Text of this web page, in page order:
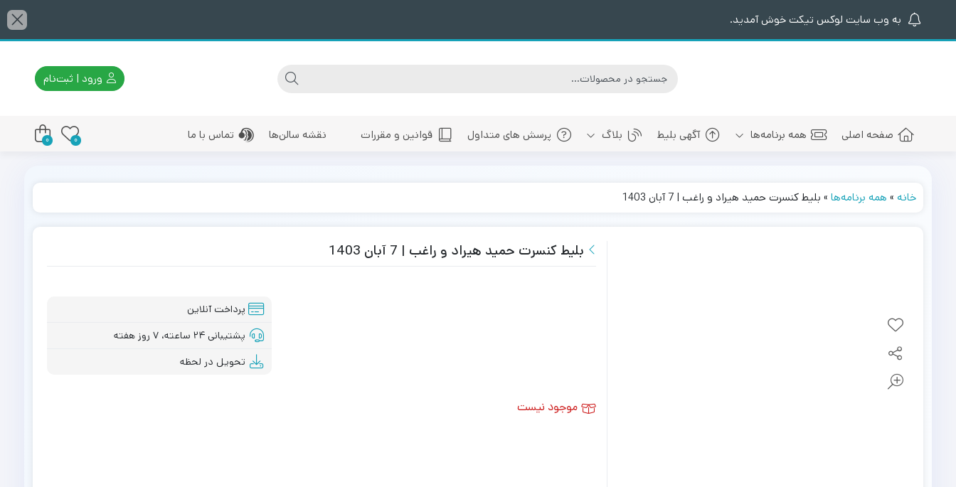
به وب سایت لوکس تیکت خوش آمدید.
ورود | ثبت‌نام
صفحه اصلی همه برنامه‌ها
بلیط کنسرت های پیش رو شیراز
آگهی بلیط بلاگ پرسش های متداول قوانین و مقررات نقشه سالن‌ها تماس با ما 0
0
خانه» همه برنامه‌ها» بلیط کنسرت حمید هیراد و راغب | 7 آبان 1403
بلیط کنسرت حمید هیراد و راغب | 7 آبان 1403
پرداخت آنلاین
پشتیبانی ۲۴ ساعته، ۷ روز هفته
تحویل در لحظه
موجود نیست